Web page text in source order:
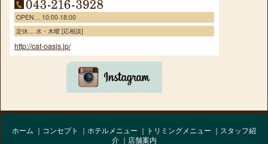
OPEN… 10:00-18:00
定休… 水・木曜 [応相談]
http://cat-oasis.jp/
ホーム コンセプト ホテルメニュー トリミングメニュー
スタッフ紹
介
店舗案内